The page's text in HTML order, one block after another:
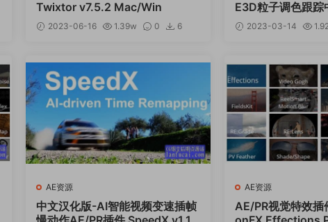
Twixtor v7.5.2 Mac/Win
2023-06-16 1.39w 0
6
E3D粒子调色跟踪
合集安装包V7.4
2023-03-14
AE资源
中文汉化版-AI智能视频变速插帧
AE资源
AE/PR视觉特效插